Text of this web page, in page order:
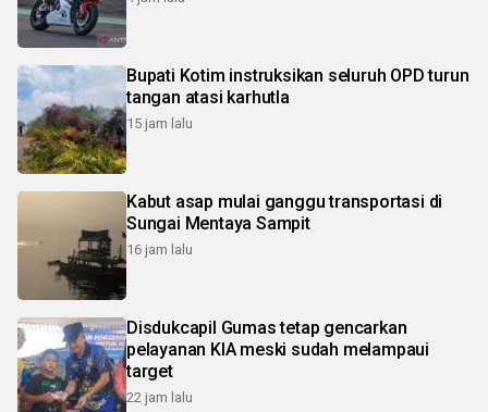
Bupati Kotim instruksikan seluruh OPD turun
tangan atasi karhutla
15 jam lalu
Kabut asap mulai ganggu transportasi di
Sungai Mentaya Sampit
16 jam lalu
Disdukcapil Gumas tetap gencarkan
pelayanan KIA meski sudah melampaui
target
22 jam lalu